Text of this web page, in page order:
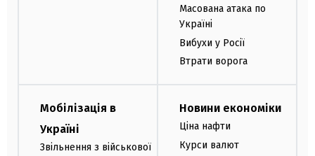
Масована атака по
Україні
Вибухи у Росії
Втрати ворога
Мобілізація в
Україні
Звільнення з військової
Новини економіки
Ціна нафти
Курси валют